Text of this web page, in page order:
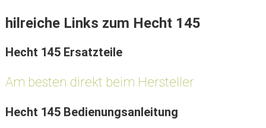
hilreiche Links zum Hecht 145
Hecht 145 Ersatzteile
Am besten direkt beim Hersteller
Hecht 145 Bedienungsanleitung